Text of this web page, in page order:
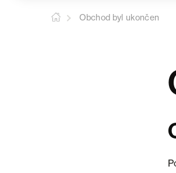
Obchod byl ukončen